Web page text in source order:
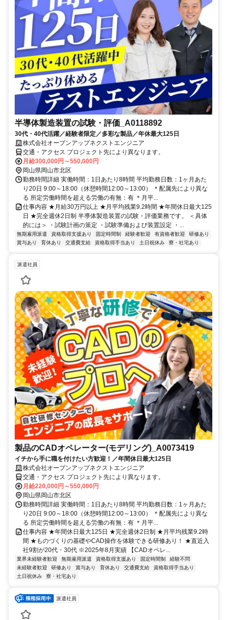
半導体製造装置の試験・評価_A0118892
30代・40代活躍／経験者限定／多彩な製品／年休最大125日
株式会社オープンアップネクストエンジニア
交通・アクセス プロジェクト先により異なります。
月給300,000円～550,000円
岡山県岡山市北区
勤務時間詳細 実働時間：1日あたり8時間 平均勤務日数：1ヶ月あた
り20日 9:00～18:00（休憩時間12:00～13:00） ＊配属先により異な
る 所定労働時間を超える労働の有無：有 ＊月平...
仕事内容 ★月給30万円以上 ★月平均残業9.2時間 ★年間休日最大125
日 ★完全週休2日制 半導体製造装置の試験・評価業務です。 ＜具体
的には＞ ・試験計画の策定 ・試験準備および装置設定 ・...
無期雇用派遣 資格取得支援あり 固定時間制 経験者歓迎 有資格者歓迎
研修あり
賞与あり
育休あり 交通費支給 資格取得手当あり 土日祝休み 寮・社宅あり
派遣社員
製品のCADオペレーター(モデリング)_A0073419
イチから手に職を付けたい方歓迎！／年間休日最大125日
株式会社オープンアップネクストエンジニア
交通・アクセス プロジェクト先により異なります。
月給220,000円～550,000円
岡山県岡山市北区
勤務時間詳細 実働時間：1日あたり8時間 平均勤務日数：1ヶ月あた
り20日 9:00～18:00（休憩時間12:00～13:00） ＊配属先により異な
る 所定労働時間を超える労働の有無：有 ＊月平...
仕事内容 ★年間休日最大125日 ★完全週休2日制 ★月平均残業9.2時
間 ★ものづくりの基礎やCAD操作を体験できる研修あり！ ★直近入
社9割が20代・30代 ※2025年8月実績 【CADオペレ...
業界未経験者歓迎 無期雇用派遣 資格取得支援あり 固定時間制
経験不問
未経験者歓迎
研修あり 賞与あり 育休あり 交通費支給
資格取得手当あり
土日祝休み
寮・社宅あり
派遣社員